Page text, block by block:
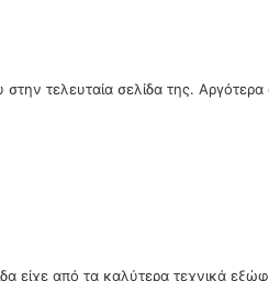
τελευταία σελίδα της.
είχε από τα καλύτερα τεχνικά